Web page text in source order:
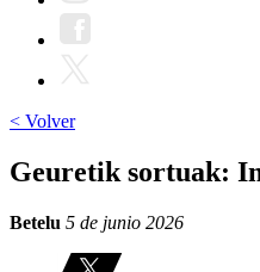
< Volver
Geuretik sortuak:
Betelu 5 de junio 2026